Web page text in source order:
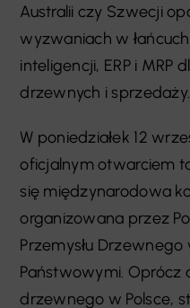
Australii czy Szwecji
wyzwaniach w
inteligencji, ERP i MRP
drzewnych i sprzedaży.
W poniedziałek 12
oficjalnym otwarciem
się międzynarodowa
organizowana przez
Przemysłu
Państwowymi. Oprócz
drzewnego w Polsce,